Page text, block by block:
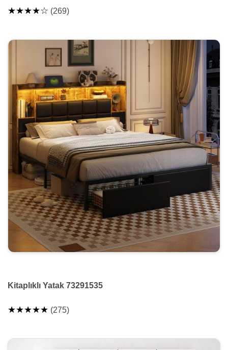
★★★★☆ (269)
Kitaplıklı Yatak 73291535
★★★★★ (275)